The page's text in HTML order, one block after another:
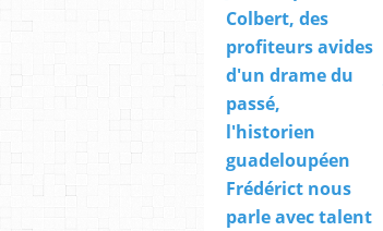
Colbert, des
profiteurs avides
d'un drame du
passé,
l'historien
guadeloupéen
Frédérict nous
parle avec talent